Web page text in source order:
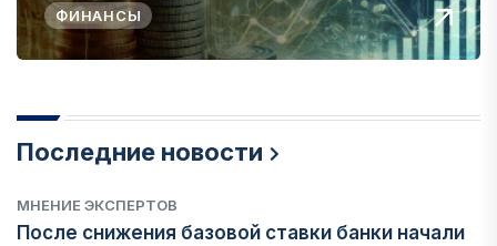
ФИНАНСЫ
Последние новости
МНЕНИЕ ЭКСПЕРТОВ
После снижения базовой ставки банки начали